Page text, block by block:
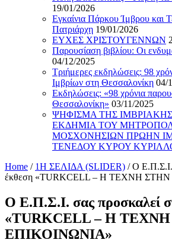
19/01/2026
Εγκαίνια Πάρκου Ίμβρου και
Πατριάρχη 19/01/2026
ΕΥΧΕΣ ΧΡΙΣΤΟΥΓΕΝΝΩΝ
Παρουσίαση βιβλίου: Οι
04/12/2025
Τριήμερες εκδηλώσεις: 98
Ιμβρίων στη Θεσσαλονίκη 04/
Εκδηλώσεις: «98 χρόνια
Θεσσαλονίκη» 03/11/2025
ΨΗΦΙΣΜΑ ΤΗΣ
ΕΚΔΗΜΙΑ ΤΟΥ
ΜΟΣΧΟΝΗΣΙΩΝ ΠΡΩΗΝ
ΤΕΝΕΔΟΥ ΚΥΡΟΥ
Home / 1Η ΣΕΛΙΔΑ (SLIDER) /Ο Ε.Π.Σ.Ι.
έκθεση «TURKCELL – Η ΤΕΧΝΗ
Ο Ε.Π.Σ.Ι. σας προσκαλεί
«TURKCELL – Η
ΕΠΙΚΟΙΝΩΝΙΑ»